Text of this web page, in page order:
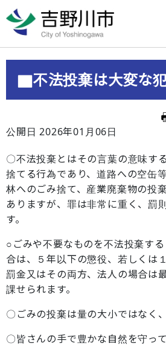
▇不法投棄は大変な
公開日 2026年01月06日
〇不法投棄とはその言葉の意味す
捨てる行為であり、道路への空缶
林へのごみ捨て、産業廃棄物の投
ありますが、罪は非常に重く、罰
す。
○ごみや不要なものを不法投棄す
合は、５年以下の懲役、若しくは
罰金又はその両方、法人の場合は
課せられます。
〇ごみの投棄は量の大小ではなく
〇皆さんの手で豊かな自然を守っ